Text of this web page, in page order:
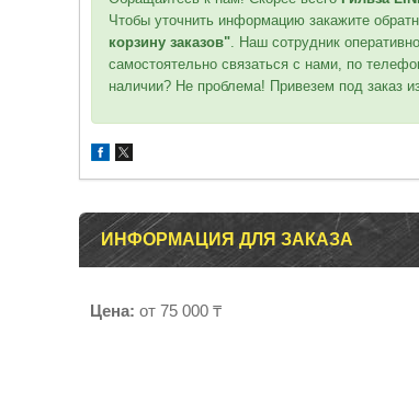
Чтобы уточнить информацию закажите
корзину заказов". Наш сотрудник
самостоятельно связаться с нами, по
наличии? Не проблема! Привезем под заказ
ИНФОРМАЦИЯ ДЛЯ ЗАКАЗА
Цена: от 75 000 ₸